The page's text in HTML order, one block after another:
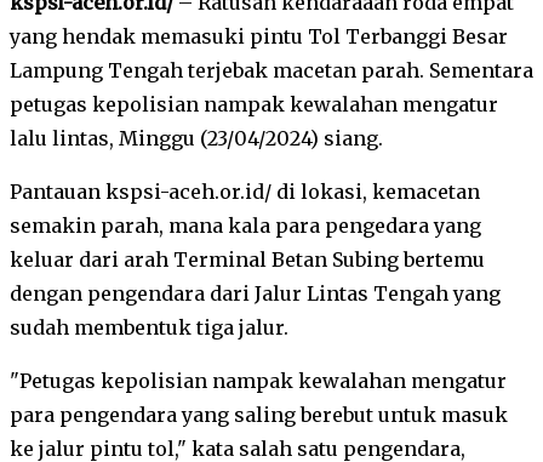
yang hendak memasuki pintu Tol Terbanggi Besar
Lampung Tengah terjebak macetan parah. Sementara
petugas kepolisian nampak kewalahan mengatur
lalu lintas, Minggu (23/04/2024) siang.
Pantauan kspsi-aceh.or.id/ di lokasi, kemacetan
semakin parah, mana kala para pengedara yang
keluar dari arah Terminal Betan Subing bertemu
dengan pengendara dari Jalur Lintas Tengah yang
sudah membentuk tiga jalur.
"Petugas kepolisian nampak kewalahan mengatur
para pengendara yang saling berebut untuk masuk
ke jalur pintu tol," kata salah satu pengendara,